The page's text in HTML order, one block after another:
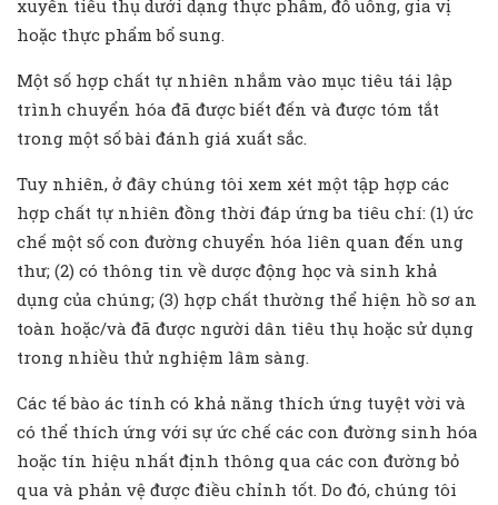
xuyên tiêu thụ dưới dạng thực phẩm, đồ uống, gia vị
hoặc thực phẩm bổ sung.
Một số hợp chất tự nhiên nhắm vào mục tiêu tái lập
trình chuyển hóa đã được biết đến và được tóm tắt
trong một số bài đánh giá xuất sắc.
Tuy nhiên, ở đây chúng tôi xem xét một tập hợp các
hợp chất tự nhiên đồng thời đáp ứng ba tiêu chí: (1) ức
chế một số con đường chuyển hóa liên quan đến ung
thư; (2) có thông tin về dược động học và sinh khả
dụng của chúng; (3) hợp chất thường thể hiện hồ sơ an
toàn hoặc/và đã được người dân tiêu thụ hoặc sử dụng
trong nhiều thử nghiệm lâm sàng.
Các tế bào ác tính có khả năng thích ứng tuyệt vời và
có thể thích ứng với sự ức chế các con đường sinh hóa
hoặc tín hiệu nhất định thông qua các con đường bỏ
qua và phản vệ được điều chỉnh tốt. Do đó, chúng tôi